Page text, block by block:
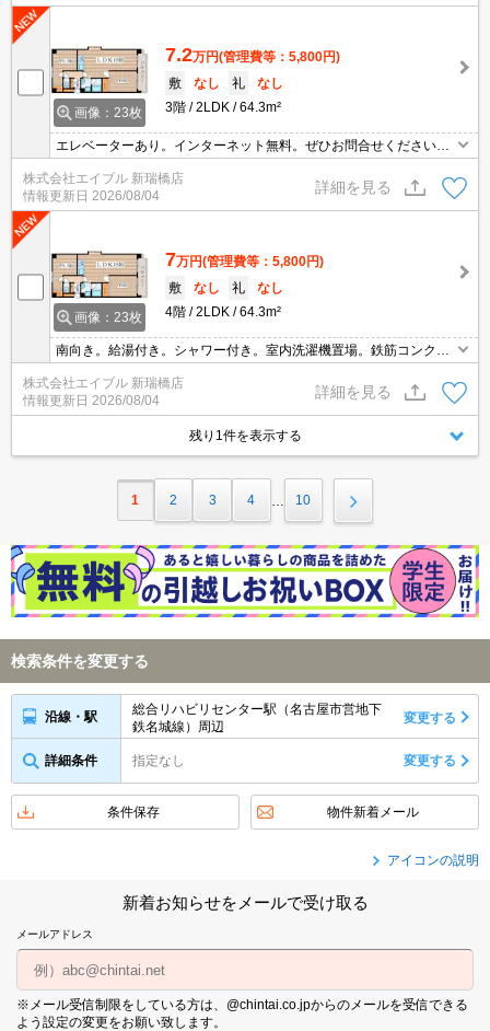
画像：23枚
7.2万円(管理費等：5,800円)
敷
なし 礼
なし
3階
2LDK 64.3m²
エレベーターあり。インターネット無料。ぜひお問合せください。
株式会社エイブル 新瑞橋店
情報更新日 2026/08/04
詳細を見る
画像：23枚
7万円(管理費等：5,800円)
敷
なし 礼
なし
4階
2LDK 64.3m²
南向き。給湯付き。シャワー付き。室内洗濯機置場。鉄筋コンクリ
株式会社エイブル 新瑞橋店
情報更新日 2026/08/04
詳細を見る
残り1件を表示する
1 2 3 4 10
検索条件を変更する
沿線・駅
総合リハビリセンター駅（名古屋市営地下
鉄名城線）周辺
変更する
詳細条件 指定なし 変更する
条件保存 物件新着メール
アイコンの説明
新着お知らせをメールで受け取る
メールアドレス
※メール受信制限をしている方は、@chintai.co.jpからのメールを受信できる
よう設定の変更をお願い致します。